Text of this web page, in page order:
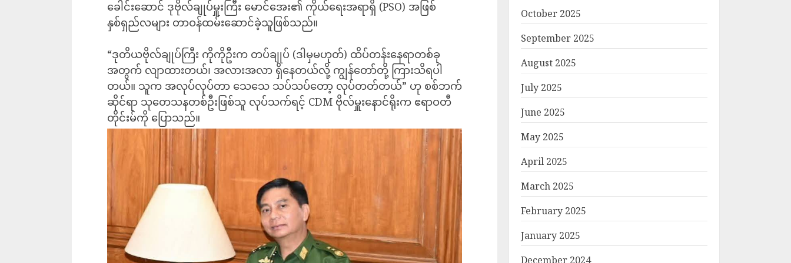
ခေါင်းဆောင် ဒုဗိုလ်ချုပ်မှူးကြီး မောင်အေး၏ ကိုယ်ရေးအရာရှိ (PSO) အဖြစ်
နှစ်ရှည်လများ တာဝန်ထမ်းဆောင်ခဲ့သူဖြစ်သည်။
“ဒုတိယဗိုလ်ချုပ်ကြီး ကိုကိုဦးက တပ်ချုပ် (ဒါမှမဟုတ်) ထိပ်တန်းနေရာတစ်ခု
အတွက် လျာထားတယ်၊ အလားအလာ ရှိနေတယ်လို့ ကျွန်တော်တို့ ကြားသိရပါ
တယ်။ သူက အလုပ်လုပ်တာ သေသေ သပ်သပ်တော့ လုပ်တတ်တယ်” ဟု စစ်ဘက်
ဆိုင်ရာ သုတေသနတစ်ဦးဖြစ်သူ လုပ်သက်ရင့် CDM ဗိုလ်မှူးနောင်ရိုးက ဧရာဝတီ
တိုင်းမ်ကို ပြောသည်။
October 2025
September 2025
August 2025
July 2025
June 2025
May 2025
April 2025
March 2025
February 2025
January 2025
December 2024